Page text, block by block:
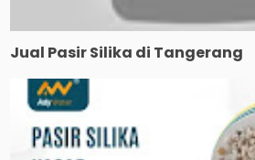
Jual Pasir Silika di Tangerang